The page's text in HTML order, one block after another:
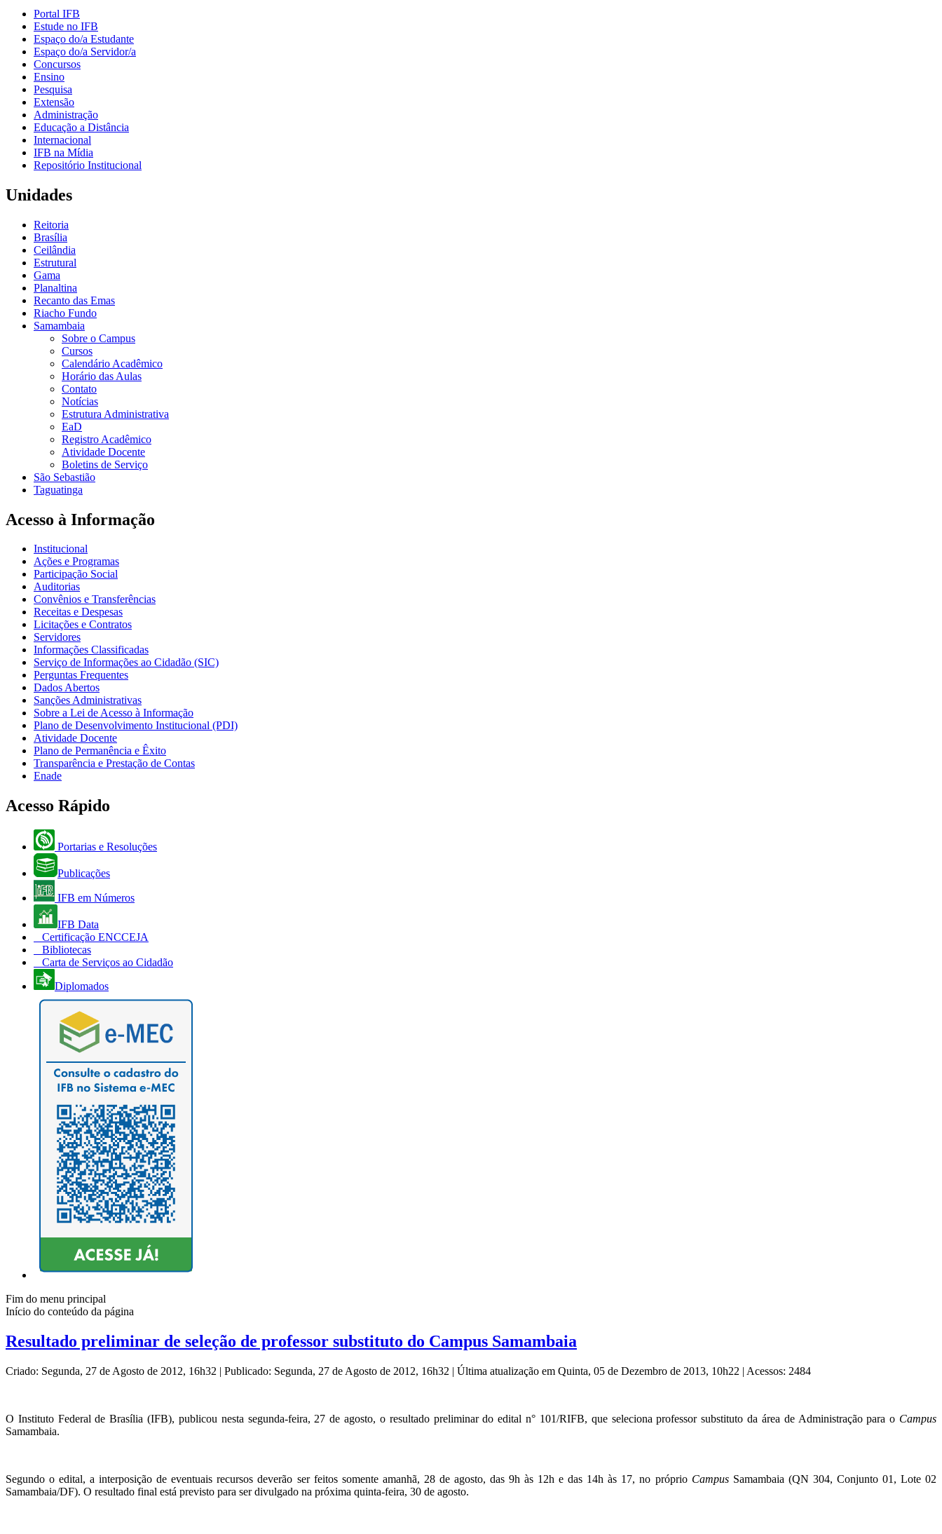
Portal IFB
Estude no IFB
Espaço do/a Estudante
Espaço do/a Servidor/a
Concursos
Ensino
Pesquisa
Extensão
Administração
Educação a Distância
Internacional
IFB na Mídia
Repositório Institucional
Unidades
Reitoria
Brasília
Ceilândia
Estrutural
Gama
Planaltina
Recanto das Emas
Riacho Fundo
Samambaia
Sobre o Campus
Cursos
Calendário Acadêmico
Horário das Aulas
Contato
Notícias
Estrutura Administrativa
EaD
Registro Acadêmico
Atividade Docente
Boletins de Serviço
São Sebastião
Taguatinga
Acesso à Informação
Institucional
Ações e Programas
Participação Social
Auditorias
Convênios e Transferências
Receitas e Despesas
Licitações e Contratos
Servidores
Informações Classificadas
Serviço de Informações ao Cidadão (SIC)
Perguntas Frequentes
Dados Abertos
Sanções Administrativas
Sobre a Lei de Acesso à Informação
Plano de Desenvolvimento Institucional (PDI)
Atividade Docente
Plano de Permanência e Êxito
Transparência e Prestação de Contas
Enade
Acesso Rápido
Portarias e Resoluções
Publicações
IFB em Números
IFB Data
Certificação ENCCEJA
Bibliotecas
Carta de Serviços ao Cidadão
Diplomados
Fim do menu principal
Início do conteúdo da página
Resultado preliminar de seleção de professor substituto do Campus Samambaia
Criado: Segunda, 27 de Agosto de 2012, 16h32 | Publicado: Segunda, 27 de Agosto de 2012, 16h32 | Última atualização em Quinta, 05 de Dezembro de 2013, 10h22 | Acessos: 2484
O Instituto Federal de Brasília (IFB), publicou nesta segunda-feira, 27 de agosto, o resultado preliminar do edital n° 101/RIFB, que seleciona professor substituto da área de Administração para o Campus
Samambaia.
Segundo o edital, a interposição de eventuais recursos deverão ser feitos somente amanhã, 28 de agosto, das 9h às 12h e das 14h às 17, no próprio CampusSamambaia (QN 304, Conjunto 01, Lote 02
Samambaia/DF). O resultado final está previsto para ser divulgado na próxima quinta-feira, 30 de agosto.